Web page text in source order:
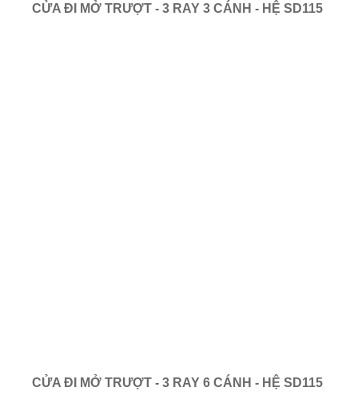
CỬA ĐI MỞ TRƯỢT - 3 RAY 3 CÁNH - HỆ SD115
CỬA ĐI MỞ TRƯỢT - 3 RAY 6 CÁNH - HỆ SD115